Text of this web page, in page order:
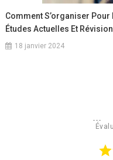
Comment S’organiser Pour
Études Actuelles Et
18 janvier 2024